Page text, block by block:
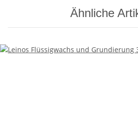
Ähnliche